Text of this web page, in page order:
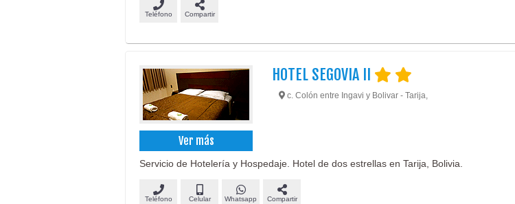
Teléfono Compartir
Ver más
HOTEL SEGOVIA II
c. Colón entre Ingavi y Bolivar - Tarija,
Servicio de Hotelería y Hospedaje. Hotel de dos estrellas en Tarija, Bolivia.
Teléfono Celular Whatsapp Compartir